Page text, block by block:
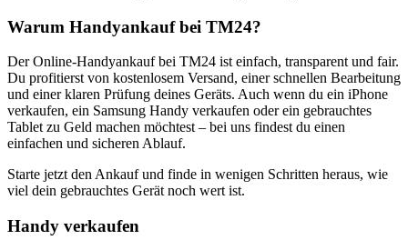
Warum Handyankauf bei TM24?
Der Online-Handyankauf bei TM24 ist einfach, transparent und fair.
Du profitierst von kostenlosem Versand, einer schnellen Bearbeitung
und einer klaren Prüfung deines Geräts. Auch wenn du ein iPhone
verkaufen, ein Samsung Handy verkaufen oder ein gebrauchtes
Tablet zu Geld machen möchtest – bei uns findest du einen
einfachen und sicheren Ablauf.
Starte jetzt den Ankauf und finde in wenigen Schritten heraus, wie
viel dein gebrauchtes Gerät noch wert ist.
Handy verkaufen